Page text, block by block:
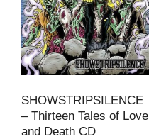
SHOWSTRIPSILENCE
– Thirteen Tales of Love
and Death CD